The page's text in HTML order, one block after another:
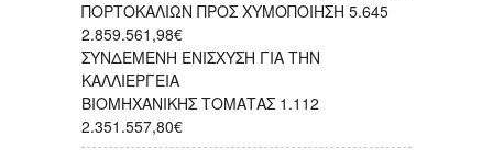
ΠΟΡΤΟΚΑΛΙΩΝ ΠΡΟΣ ΧΥΜΟΠΟΙΗΣΗ 5.645
2.859.561,98€
ΣΥΝΔΕΜΕΝΗ ΕΝΙΣΧΥΣΗ ΓΙΑ ΤΗΝ
ΚΑΛΛΙΕΡΓΕΙΑ
ΒΙΟΜΗΧΑΝΙΚΗΣ ΤΟΜΑΤΑΣ 1.112
2.351.557,80€